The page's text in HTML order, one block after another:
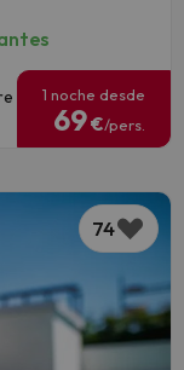
1 noche desde
69€/pers.
74